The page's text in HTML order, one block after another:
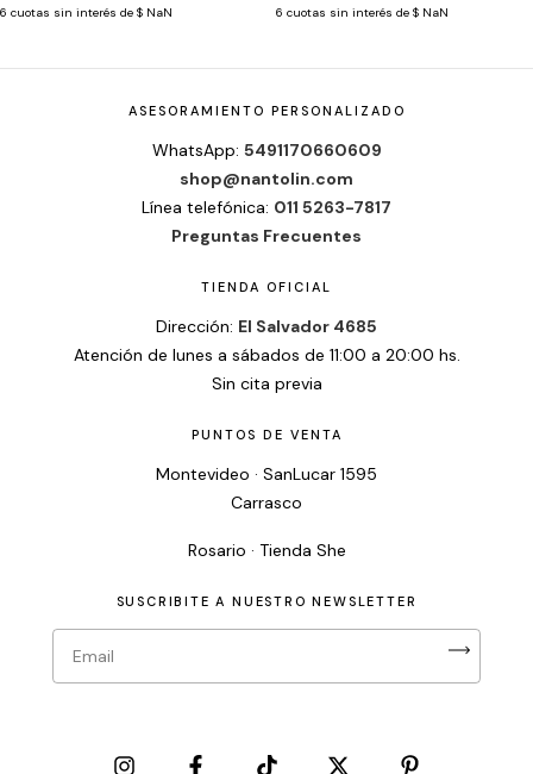
6 cuotas sin interés de $ NaN 6 cuotas sin interés de $ NaN
ASESORAMIENTO PERSONALIZADO
WhatsApp: 5491170660609
shop@nantolin.com
Línea telefónica: 011 5263-7817
Preguntas Frecuentes
TIENDA OFICIAL
Dirección: El Salvador 4685
Atención de lunes a sábados de 11:00 a 20:00 hs.
Sin cita previa
PUNTOS DE VENTA
Montevideo · SanLucar 1595
Carrasco
Rosario · Tienda She
SUSCRIBITE A NUESTRO NEWSLETTER